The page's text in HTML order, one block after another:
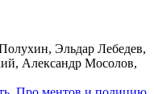
Эльдар Лебедев,
Александр Мосолов,